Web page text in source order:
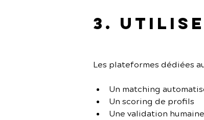
3.
Les plateformes dédiées
Un matching
Un scoring de profils
Une validation humaine